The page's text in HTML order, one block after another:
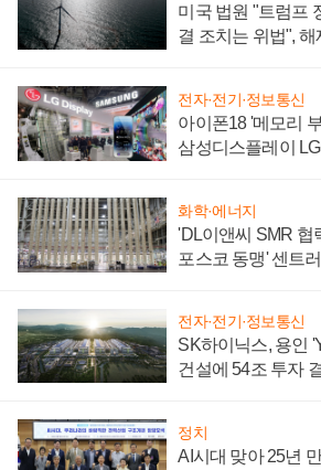
미국 법원 "트럼프
결 조치는 위법", 해
전자·전기·정보통신
아이폰18 '메모리
삼성디스플레이
화학·에너지
'DL이앤씨 SMR 협
포스코 동맹' 센트
전자·전기·정보통신
SK하이닉스, 용인
건설에 54조 투자
정치
AI시대 맞아 25년